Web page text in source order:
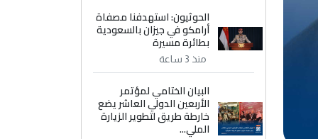
الحوثيون: استهدفنا مصفاة
أرامكو في جيزان بالسعودية
بطائرة مسيرة
منذ 3 ساعة
البيان الختامي لمؤتمر
الأربعين الدولي العاشر يضع
خارطة طريق لتطوير الزيارة
الملي...